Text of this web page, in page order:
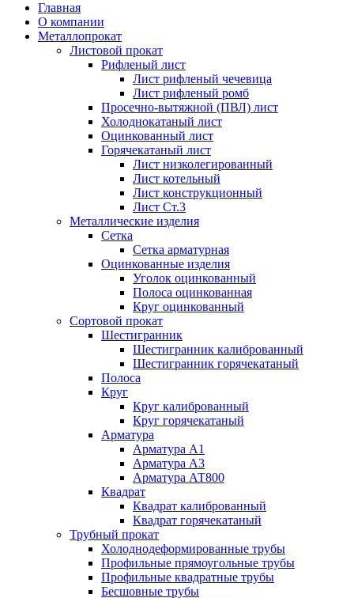
Главная
О компании
Металлопрокат
Листовой прокат
Рифленый лист
Лист рифленый чечевица
Лист рифленый ромб
Просечно-вытяжной (ПВЛ) лист
Холоднокатаный лист
Оцинкованный лист
Горячекатаный лист
Лист низколегированный
Лист котельный
Лист конструкционный
Лист Ст.3
Металлические изделия
Сетка
Сетка арматурная
Оцинкованные изделия
Уголок оцинкованный
Полоса оцинкованная
Круг оцинкованный
Сортовой прокат
Шестигранник
Шестигранник калиброванный
Шестигранник горячекатаный
Полоса
Круг
Круг калиброванный
Круг горячекатаный
Арматура
Арматура А1
Арматура А3
Арматура АТ800
Квадрат
Квадрат калиброванный
Квадрат горячекатаный
Трубный прокат
Холоднодеформированные трубы
Профильные прямоугольные трубы
Профильные квадратные трубы
Бесшовные трубы